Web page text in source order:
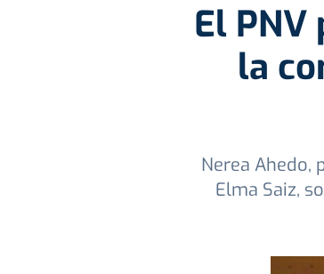
El
la
Nerea Ahedo,
Elma Saiz,